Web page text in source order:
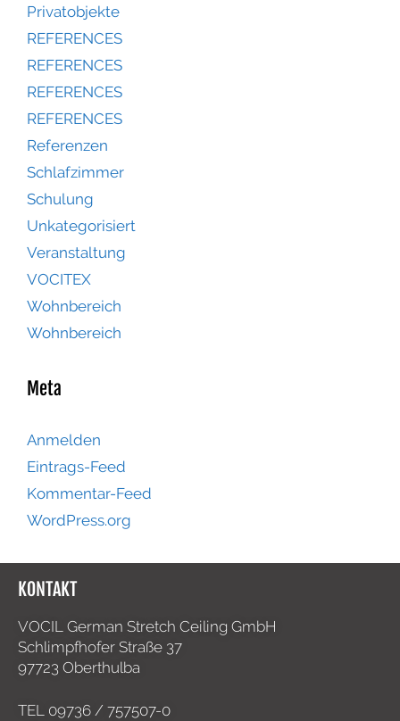
Privatobjekte
REFERENCES
REFERENCES
REFERENCES
REFERENCES
Referenzen
Schlafzimmer
Schulung
Unkategorisiert
Veranstaltung
VOCITEX
Wohnbereich
Wohnbereich
Meta
Anmelden
Eintrags-Feed
Kommentar-Feed
WordPress.org
KONTAKT
VOCIL German Stretch Ceiling GmbH
Schlimpfhofer Straße 37
97723 Oberthulba
TEL 09736 / 757507-0